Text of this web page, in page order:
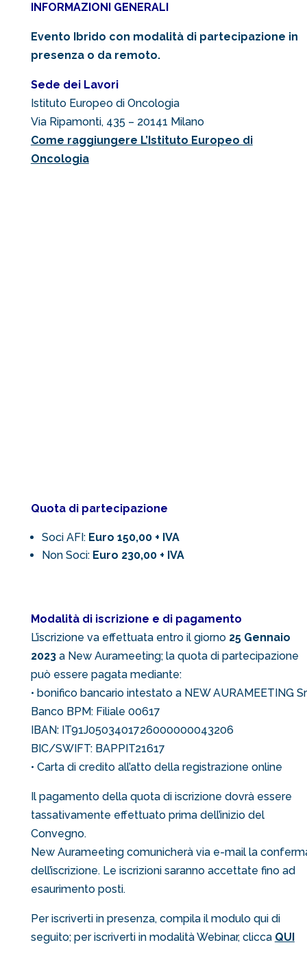
INFORMAZIONI GENERALI
Evento Ibrido con modalità di partecipazione in
presenza o da remoto.
Sede dei Lavori
Istituto Europeo di Oncologia
Via Ripamonti, 435 – 20141 Milano
Come raggiungere L’Istituto Europeo di
Oncologia
Quota di partecipazione
Soci AFI: Euro 150,00 + IVA
Non Soci: Euro 230,00 + IVA
Modalità di iscrizione e di pagamento
L’iscrizione va effettuata entro il giorno 25 Gennaio
2023a New Aurameeting; la quota di partecipazione
può essere pagata mediante:
• bonifico bancario intestato a NEW AURAMEETING
Banco BPM: Filiale 00617
IBAN: IT91J0503401726000000043206
BIC/SWIFT: BAPPIT21617
• Carta di credito all’atto della registrazione online
Il pagamento della quota di iscrizione dovrà essere
tassativamente effettuato prima dell’inizio del
Convegno.
New Aurameeting comunicherà via e-mail la
dell’iscrizione. Le iscrizioni saranno accettate fino ad
esaurimento posti.
Per iscriverti in presenza, compila il modulo qui di
seguito; per iscriverti in modalità Webinar, clicca QUI